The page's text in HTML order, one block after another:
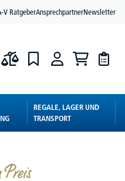
V RatgeberAnsprechpartnerNewsletter
REGALE, LAGER UND
TRANSPORT